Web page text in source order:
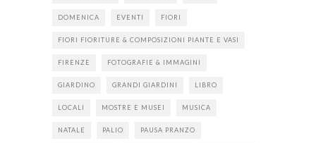
DOMENICA EVENTI FIORI
FIORI FIORITURE & COMPOSIZIONI PIANTE E VASI
FIRENZE FOTOGRAFIE & IMMAGINI
GIARDINO GRANDI GIARDINI LIBRO
LOCALI MOSTRE E MUSEI MUSICA
NATALE PALIO PAUSA PRANZO